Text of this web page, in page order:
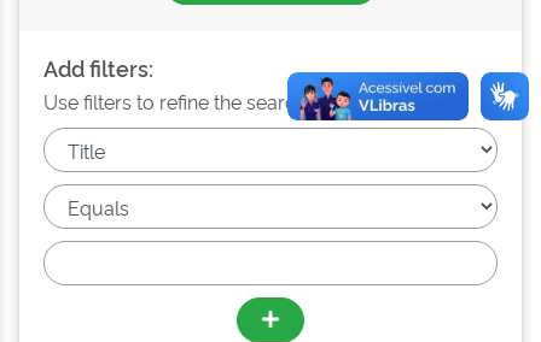
Add filters:
Use filters to refine the search results.